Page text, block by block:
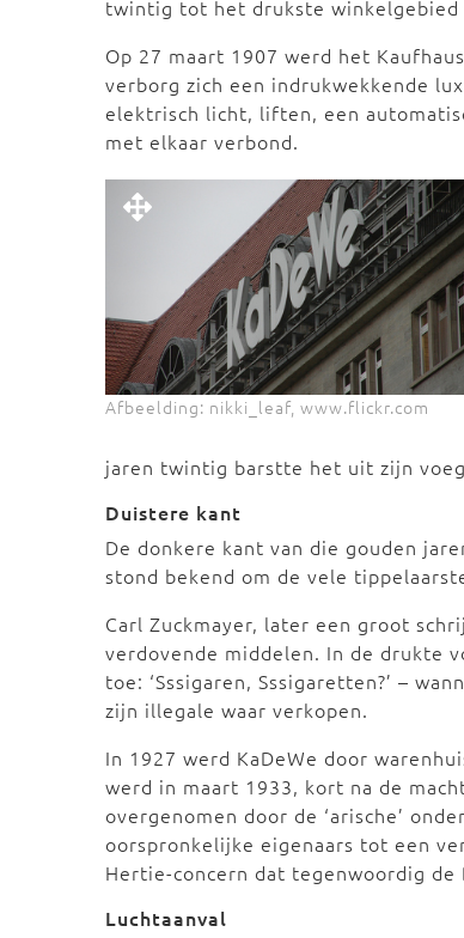
twintig tot het drukste
Op 27 maart 1907 werd het
verborg zich een indrukwekkende
elektrisch licht, liften, een
met elkaar verbond.
Afbeelding: nikki_leaf, www.flickr.com
jaren twintig barstte het uit zijn
Duistere kant
De donkere kant van die gouden
stond bekend om de vele
Carl Zuckmayer, later een groot
verdovende middelen. In de drukte
toe: ‘Sssigaren, Sssigaretten?’ –
zijn illegale waar verkopen.
In 1927 werd KaDeWe door
werd in maart 1933, kort na de
overgenomen door de ‘arische’
oorspronkelijke eigenaars tot een
Hertie-concern dat tegenwoordig
Luchtaanval